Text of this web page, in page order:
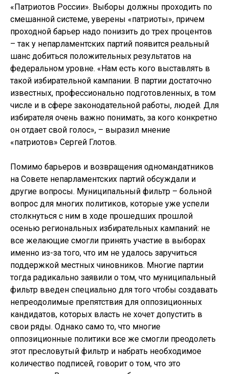
«Патриотов России». Выборы должны проходить по
смешанной системе, уверены «патриоты», причем
проходной барьер надо понизить до трех процентов
– так у непарламентских партий появится реальный
шанс добиться положительных результатов на
федеральном уровне. «Нам есть кого выставлять в
такой избирательной кампании. В партии достаточно
известных, профессионально подготовленных, в том
числе и в сфере законодательной работы, людей. Для
избирателя очень важно понимать, за кого конкретно
он отдает свой голос», – выразил мнение
«патриотов» Сергей Глотов.
Помимо барьеров и возвращения одномандатников
на Совете непарламентских партий обсуждали и
другие вопросы. Муниципальный фильтр – больной
вопрос для многих политиков, которые уже успели
столкнуться с ним в ходе прошедших прошлой
осенью региональных избирательных кампаний: не
все желающие смогли принять участие в выборах
именно из-за того, что им не удалось заручиться
поддержкой местных чиновников. Многие партии
тогда радикально заявили о том, что муниципальный
фильтр введен специально для того чтобы создавать
непреодолимые препятствия для оппозиционных
кандидатов, которых власть не хочет допустить в
свои ряды. Однако само то, что многие
оппозиционные политики все же смогли преодолеть
этот пресловутый фильтр и набрать необходимое
количество подписей, говорит о том, что это